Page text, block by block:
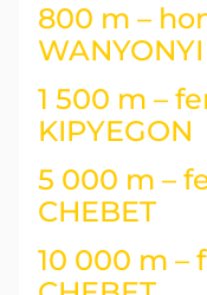
800 m –
WANYONYI
1 500 m –
KIPYEGON
5 000 m –
CHEBET
10 000 m –